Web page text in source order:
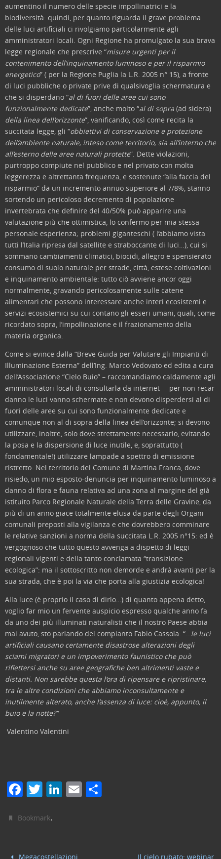
aumentino il numero delle specie impollinatrici e la
biodiversità: quindi, per quanto riguarda il grave problema
delle luci artificiali ci rivolgiamo particolarmente agli
amministratori locali. Ogni Regione ha promulgato la sua brava
legge regionale che prescrive “misure urgenti per il
contenimento dell’inquinamento luminoso e per il risparmio
energetico” ( per la Regione Puglia la L.R. 2005 n° 15), a fronte
di luci pubbliche o private prive di qualsivoglia schermatura e
che si disperdano “al di fuori delle aree cui sono
funzionalmente dedicate”, anche molto “al di sopra (ad sidera)
della linea dell’orizzonte”, vanificando, così come recita la
succitata legge, gli “obbiettivi di conservazione e protezione
dell’ambiente naturale, inteso come territorio, sia all’interno che
all’esterno delle aree naturali protette”. Dette violazioni,
purtroppo compiute nel pubblico e nel privato con molta
leggerezza e altrettanta frequenza, e sostenute “alla faccia del
risparmio” da un incremento annuo superiore al 7/8%, stanno
sortendo un pericoloso decremento di popolazione
invertebrata che definire del 40/50% può apparire una
valutazione più che ottimistica, lo confermo per mia stessa
personale esperienza; problemi giganteschi ( l’abbiamo vista
tutti l’Italia ripresa dal satellite e straboccante di luci…), cui si
sommano cambiamenti climatici, biocidi, allegro e spensierato
consumo di suolo naturale per strade, città, estese coltivazioni
e inquinamento ambientale: tutto ciò avviene ancor oggi
normalmente, gravando pericolosamente sulle catene
alimentari che possono interessare anche interi ecosistemi e
servizi ecosistemici su cui contano gli esseri umani, quali, come
ricordato sopra, l’impollinazione e il frazionamento della
materia organica.
Come si evince dalla “Breve Guida per Valutare gli Impianti di
Illuminazione Esterna” dell’Ing. Marco Vedovato ed edita a cura
dell’Associazione “Cielo Buio” – raccomandiamo caldamente agli
amministratori locali di consultarla da internet – per non recar
danno le luci vanno schermate e non devono disperdersi al di
fuori delle aree su cui sono funzionalmente dedicate e
comunque non al di sopra della linea dell’orizzonte; si devono
utilizzare, inoltre, solo dove strettamente necessario, evitando
la posa e la dispersione di luce inutile, e, soprattutto (
fondamentale!) utilizzare lampade a spettro di emissione
ristretto. Nel territorio del Comune di Martina Franca, dove
risiedo, un mio esposto-denuncia per inquinamento luminoso a
danno di flora e fauna relativa ad una zona al margine del già
istituito Parco Regionale Naturale della Terra delle Gravine, da
più di un anno giace totalmente elusa da parte degli Organi
comunali preposti alla vigilanza e che dovrebbero comminare
le relative sanzioni a norma della succitata L.R. 2005 n°15: ed è
vergognoso che tutto questo avvenga a dispetto di leggi
regionali vigenti e della tanto conclamata “transizione
ecologica”: ma il sottoscritto non demorde e andrà avanti per la
sua strada, che è poi la via che porta alla giustizia ecologica!
Alla luce (è proprio il caso di dirlo…) di quanto appena detto,
voglio far mio un fervente auspicio espresso qualche anno fa
da uno dei più illuminati naturalisti che il nostro Paese abbia
mai avuto, sto parlando del compianto Fabio Cassola: “…le luci
artificiali causano certamente disastrose alterazioni degli
sciami migratori e un impoverimento faunistico che può
riflettersi anche su aree geografiche ben altrimenti vaste e
distanti. Non sarebbe questa l’ora di ripensare e ripristinare,
tra le altre condizioni che abbiamo inconsultamente e
inutilmente alterato, anche l’assenza di luce: cioè, appunto, il
buio e la notte?”
Valentino Valentini
F
c
b
T
itt
Li
dI
E
Bookmark.
Megacostellazioni
Il cielo rubato: webinar